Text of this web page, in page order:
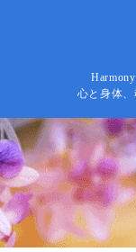
心と身体、